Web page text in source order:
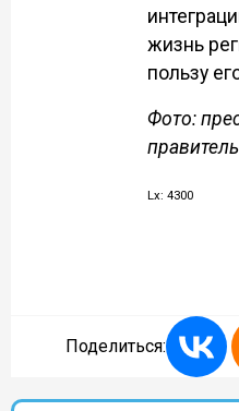
жизнь
пользу
Фото:
Lx: 4300
Поделиться: